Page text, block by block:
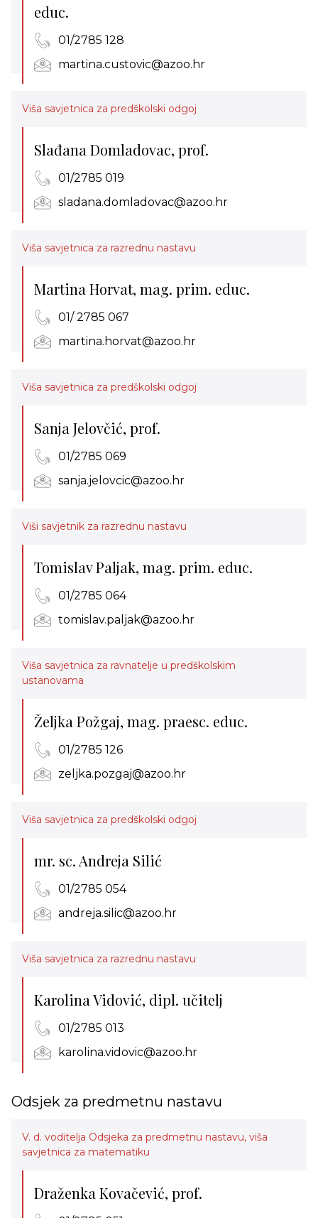
educ.
01/2785 128
martina.custovic@azoo.hr
Viša savjetnica za predškolski odgoj
Slađana Domladovac, prof.
01/2785 019
sladana.domladovac@azoo.hr
Viša savjetnica za razrednu nastavu
Martina Horvat, mag. prim. educ.
01/ 2785 067
martina.horvat@azoo.hr
Viša savjetnica za predškolski odgoj
Sanja Jelovčić, prof.
01/2785 069
sanja.jelovcic@azoo.hr
Viši savjetnik za razrednu nastavu
Tomislav Paljak, mag. prim. educ.
01/2785 064
tomislav.paljak@azoo.hr
Viša savjetnica za ravnatelje u predškolskim
ustanovama
Željka Požgaj, mag. praesc. educ.
01/2785 126
zeljka.pozgaj@azoo.hr
Viša savjetnica za predškolski odgoj
mr. sc. Andreja Silić
01/2785 054
andreja.silic@azoo.hr
Viša savjetnica za razrednu nastavu
Karolina Vidović, dipl. učitelj
01/2785 013
karolina.vidovic@azoo.hr
Odsjek za predmetnu nastavu
V. d. voditelja Odsjeka za predmetnu nastavu, viša
savjetnica za matematiku
Draženka Kovačević, prof.